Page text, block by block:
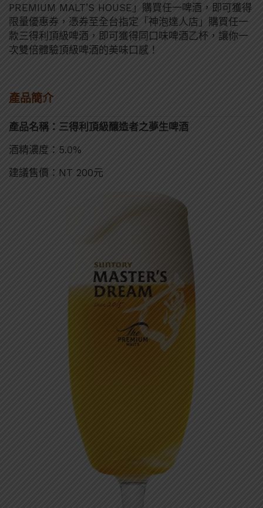
PREMIUM MALT’S HOUSE」購買任一啤酒，即可獲得
限量優惠券，憑券至全台指定「神泡達人店」購買任一
款三得利頂級啤酒，即可獲得同口味啤酒乙杯，讓你一
次雙倍體驗頂級啤酒的美味口感！
產品簡介
產品名稱：三得利頂級釀造者之夢生啤酒
酒精濃度：5.0%
建議售價：NT 200元